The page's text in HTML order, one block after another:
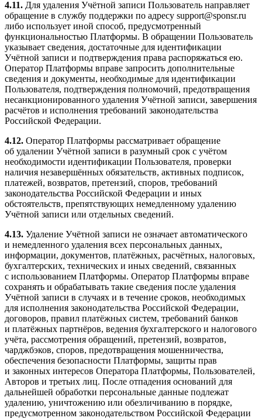
4.11. Для удаления Учётной записи Пользователь направляет
обращение в службу поддержки по адресу support@sponsr.ru
либо использует иной способ, предусмотренный
функциональностью Платформы. В обращении Пользователь
указывает сведения, достаточные для идентификации
Учётной записи и подтверждения права распоряжаться ею.
Оператор Платформы вправе запросить дополнительные
сведения и документы, необходимые для идентификации
Пользователя, подтверждения полномочий, предотвращения
несанкционированного удаления Учётной записи, завершения
расчётов и исполнения требований законодательства
Российской Федерации.
4.12. Оператор Платформы рассматривает обращение
об удалении Учётной записи в разумный срок с учётом
необходимости идентификации Пользователя, проверки
наличия незавершённых обязательств, активных подписок,
платежей, возвратов, претензий, споров, требований
законодательства Российской Федерации и иных
обстоятельств, препятствующих немедленному удалению
Учётной записи или отдельных сведений.
4.13. Удаление Учётной записи не означает автоматического
и немедленного удаления всех персональных данных,
информации, документов, платёжных, расчётных, налоговых,
бухгалтерских, технических и иных сведений, связанных
с использованием Платформы. Оператор Платформы вправе
сохранять и обрабатывать такие сведения после удаления
Учётной записи в случаях и в течение сроков, необходимых
для исполнения законодательства Российской Федерации,
договоров, правил платёжных систем, требований банков
и платёжных партнёров, ведения бухгалтерского и налогового
учёта, рассмотрения обращений, претензий, возвратов,
чарджбэков, споров, предотвращения мошенничества,
обеспечения безопасности Платформы, защиты прав
и законных интересов Оператора Платформы, Пользователей,
Авторов и третьих лиц. После отпадения оснований для
дальнейшей обработки персональные данные подлежат
удалению, уничтожению или обезличиванию в порядке,
предусмотренном законодательством Российской Федерации